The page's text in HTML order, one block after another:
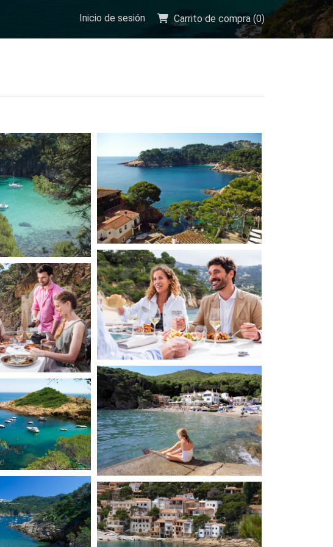
Inicio de sesión Carrito de compra (0)